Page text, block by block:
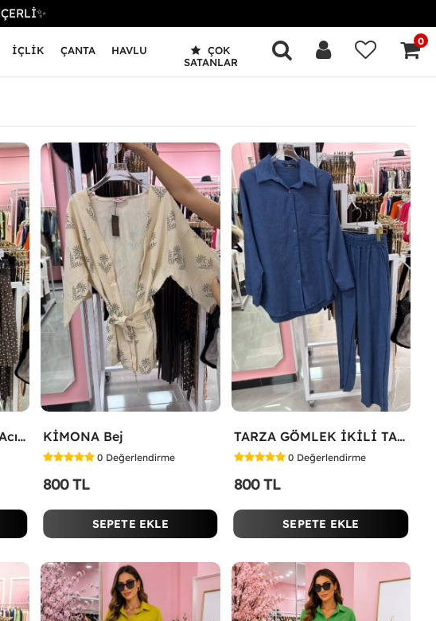
İÇLIK ÇANTA HAVLU
ÇOK
SATANLAR
0
ETEKLİ ŞİFON TAKIM Acı Kahve KİMONA Bej
0 Değerlendirme
800 TL
SEPETE EKLE
TARZA GÖMLEK İKİLİ TAKIM KOT KUMAŞ Mavi
0 Değerlendirme
800 TL
SEPETE EKLE